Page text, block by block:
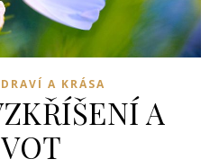
A KRÁSA
A